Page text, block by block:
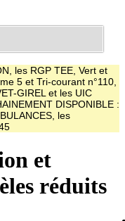
les RGP TEE, Vert et
5 et Tri-courant n°110,
GIREL et les UIC
DISPONIBLE :
les
et
réduits